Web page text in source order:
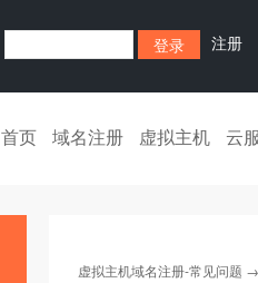
注册
首页 域名注册 虚拟主机 云
虚拟主机域名注册-常见问题